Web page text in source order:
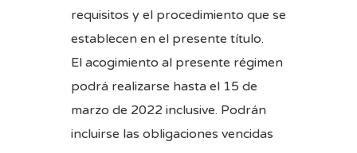
requisitos y el procedimiento que se
establecen en el presente título.
El acogimiento al presente régimen
podrá realizarse hasta el 15 de
marzo de 2022 inclusive. Podrán
incluirse las obligaciones vencidas